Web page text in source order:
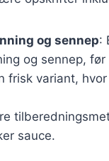
og sennep:
og sennep,
frisk variant,
sauce.